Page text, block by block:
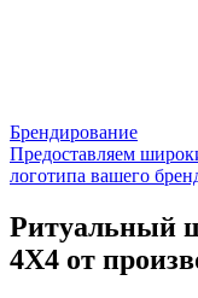
Брендирование
Предоставляем
логотипа вашего
Ритуальный
4X4 от